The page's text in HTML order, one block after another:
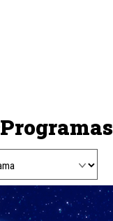
Programas